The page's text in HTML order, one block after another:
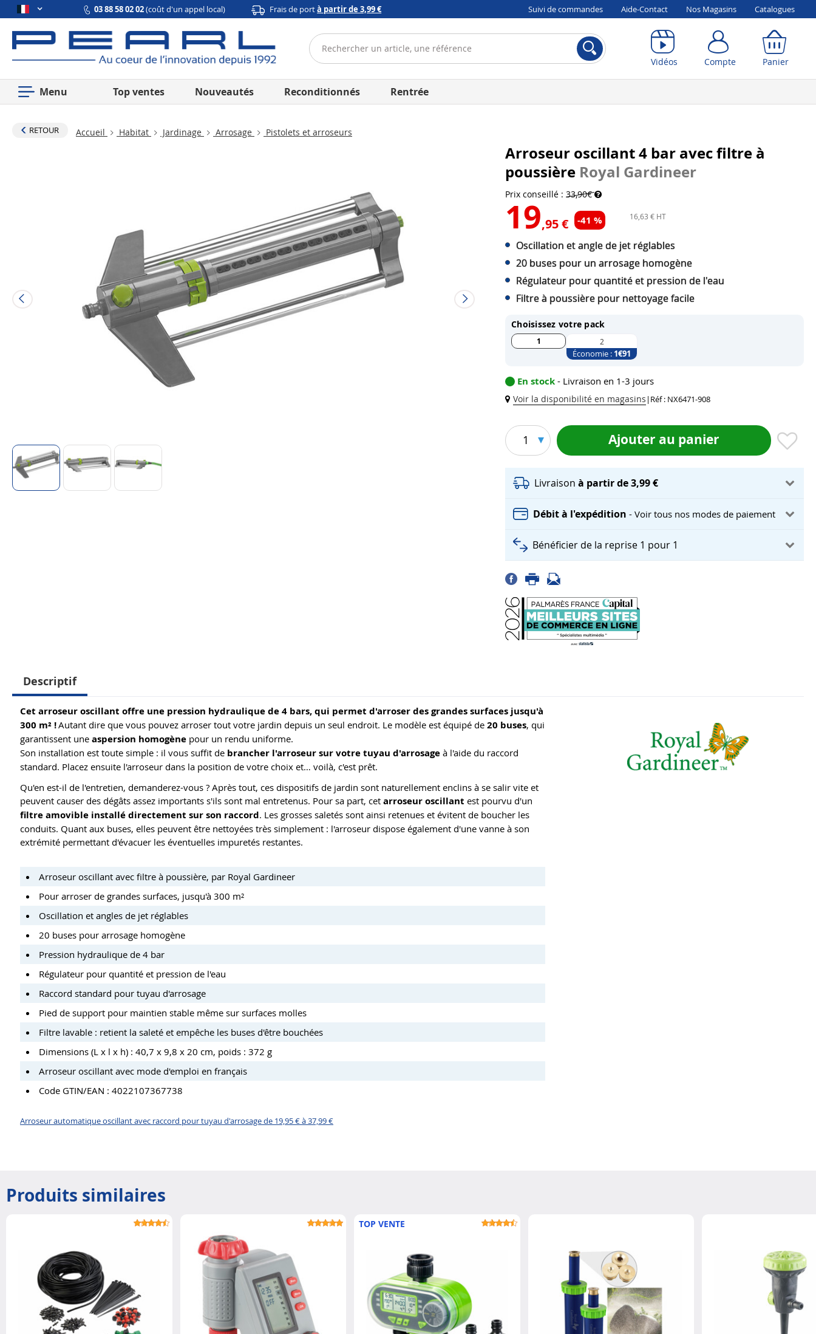
03 88 58 02 02(coût d'un appel local) Frais de portà partir de 3,99 € Suivi de commandes Aide-Contact Nos Magasins Catalogues
Vidéos Compte Panier
Menu Top ventes Nouveautés Reconditionnés Rentrée
RETOUR Accueil Habitat Jardinage Arrosage Pistolets et arroseurs
Arroseur oscillant 4 bar avec filtre à
poussière Royal Gardineer
Prix conseillé : 33,90€
19,95 € -41 % 16,63 € HT
Oscillation et angle de jet réglables
20 buses pour un arrosage homogène
Régulateur pour quantité et pression de l'eau
Filtre à poussière pour nettoyage facile
Choisissez votre pack
1 2
Économie : 1€91
En stock - Livraison en 1-3 jours
Voir la disponibilité en magasins | Réf : NX6471-908
1 Ajouter au panier
Livraisonà partir de 3,99 €
Débit à l'expédition- Voir tous nos modes de paiement
Bénéficier de la reprise 1 pour 1
Descriptif
Cet arroseur oscillant offre une pression hydraulique de 4 bars, qui permet d'arroser des grandes surfaces jusqu'à
300 m² !Autant dire que vous pouvez arroser tout votre jardin depuis un seul endroit. Le modèle est équipé de 20 buses, qui
garantissent une aspersion homogène pour un rendu uniforme.
Son installation est toute simple : il vous suffit de brancher l'arroseur sur votre tuyau d'arrosage à l'aide du raccord
standard. Placez ensuite l'arroseur dans la position de votre choix et… voilà, c'est prêt.
Qu'en est-il de l'entretien, demanderez-vous ? Après tout, ces dispositifs de jardin sont naturellement enclins à se salir vite et
peuvent causer des dégâts assez importants s'ils sont mal entretenus. Pour sa part, cet arroseur oscillant est pourvu d'un
filtre amovible installé directement sur son raccord. Les grosses saletés sont ainsi retenues et évitent de boucher les
conduits. Quant aux buses, elles peuvent être nettoyées très simplement : l'arroseur dispose également d'une vanne à son
extrémité permettant d'évacuer les éventuelles impuretés restantes.
Arroseur oscillant avec filtre à poussière, par Royal Gardineer
Pour arroser de grandes surfaces, jusqu'à 300 m²
Oscillation et angles de jet réglables
20 buses pour arrosage homogène
Pression hydraulique de 4 bar
Régulateur pour quantité et pression de l'eau
Raccord standard pour tuyau d'arrosage
Pied de support pour maintien stable même sur surfaces molles
Filtre lavable : retient la saleté et empêche les buses d'être bouchées
Dimensions (L x l x h) : 40,7 x 9,8 x 20 cm, poids : 372 g
Arroseur oscillant avec mode d'emploi en français
Code GTIN/EAN : 4022107367738
Arroseur automatique oscillant avec raccord pour tuyau d'arrosage de 19,95 € à 37,99 €
Produits similaires
TOP VENTE
Compte Panier